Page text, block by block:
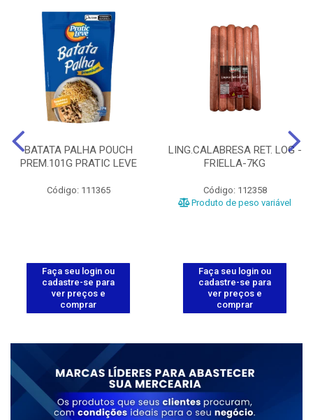
BATATA PALHA POUCH
PREM.101G PRATIC LEVE
Código: 111365
Faça seu login ou
cadastre-se para
ver preços e
comprar
LING.CALABRESA RET. LOG -
FRIELLA-7KG
Código: 112358
Produto de peso variável
Faça seu login ou
cadastre-se para
ver preços e
comprar